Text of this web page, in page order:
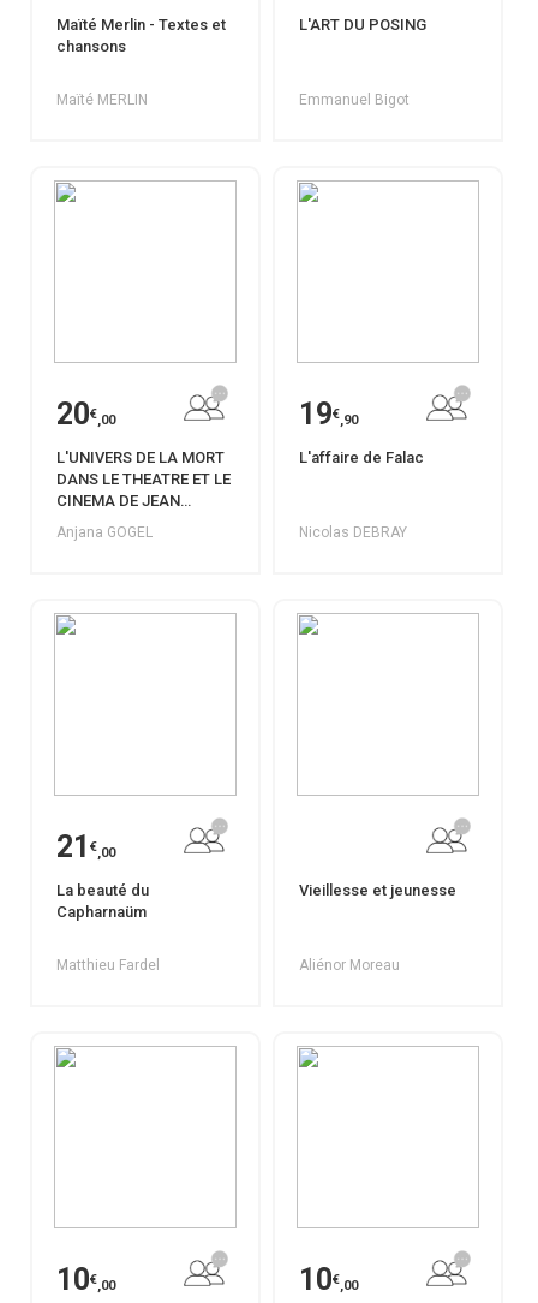
Maïté Merlin - Textes et
chansons
Maïté MERLIN
L'ART DU POSING
Emmanuel Bigot
20€,00
L'UNIVERS DE LA MORT
DANS LE THEATRE ET LE
CINEMA DE JEAN
COCTEAU
Anjana GOGEL
19€,90
L'affaire de Falac
Nicolas DEBRAY
21 €,00
La beauté du
Capharnaüm
Matthieu Fardel
Vieillesse et jeunesse
Aliénor Moreau
10€,00 10€,00